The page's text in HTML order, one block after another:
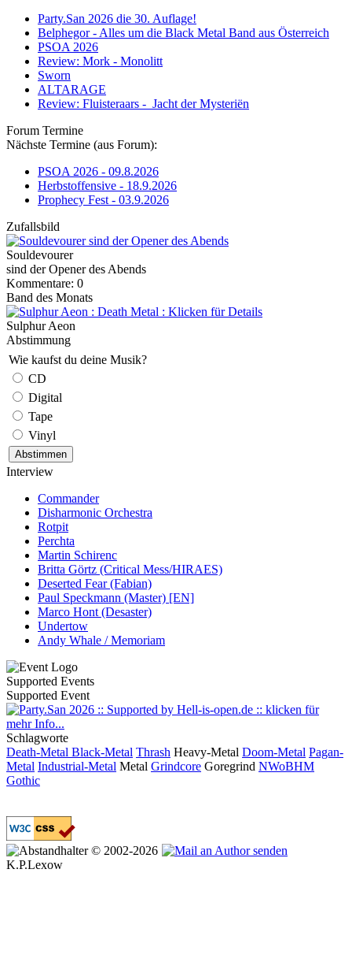
Party.San 2026 die 30. Auflage!
Belphegor - Alles um die Black Metal Band aus Österreich
PSOA 2026
Review: Mork - Monolitt
Sworn
ALTARAGE
Review: Fluisteraars - Jacht der Mysteriën
Forum Termine
Nächste Termine (aus Forum):
PSOA 2026 - 09.8.2026
Herbstoffensive - 18.9.2026
Prophecy Fest - 03.9.2026
Zufallsbild
Souldevourer
sind der Opener des Abends
Kommentare: 0
Band des Monats
Sulphur Aeon
Abstimmung
Wie kaufst du deine Musik?
CD
Digital
Tape
Vinyl
Interview
Commander
Disharmonic Orchestra
Rotpit
Perchta
Martin Schirenc
Britta Görtz (Critical Mess/HIRAES)
Deserted Fear (Fabian)
Paul Speckmann (Master) [EN]
Marco Hont (Desaster)
Undertow
Andy Whale / Memoriam
Supported Events
Supported Event
Schlagworte
Death-Metal Black-Metal Thrash Heavy-Metal Doom-Metal Pagan-
Metal Industrial-Metal Metal Grindcore Goregrind NWoBHM
Gothic
© 2002-2026
K.P.Lexow